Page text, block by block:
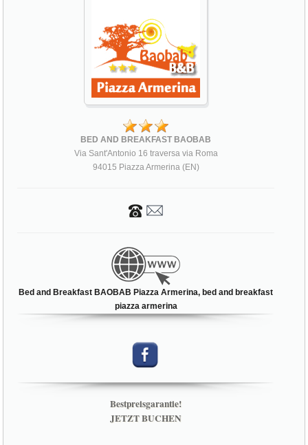
BED AND BREAKFAST BAOBAB
Via Sant'Antonio 16 traversa via Roma
94015 Piazza Armerina (EN)
Bed and Breakfast BAOBAB Piazza Armerina, bed and breakfast
piazza armerina
Bestpreisgarantie!
JETZT BUCHEN